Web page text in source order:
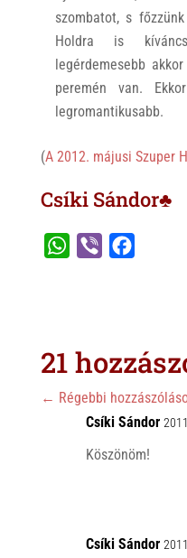
szombatot, s
Holdra is
legérdemesebb
peremén van.
legromantikusabb.
(A 2012. májusi Szuper
Csíki Sándor♣
A
p
o
o
k
21
← Régebbi
Csíki Sándor
Köszönöm!
Csíki Sándor